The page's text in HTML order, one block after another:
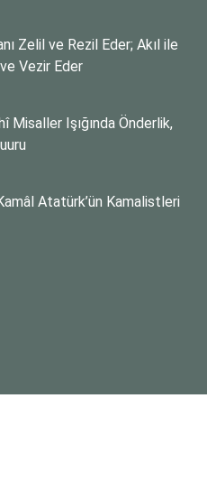
Zelil ve Rezil Eder; Akıl ile
Vezir Eder
Misaller Işığında Önderlik,
Atatürk’ün Kamalistleri